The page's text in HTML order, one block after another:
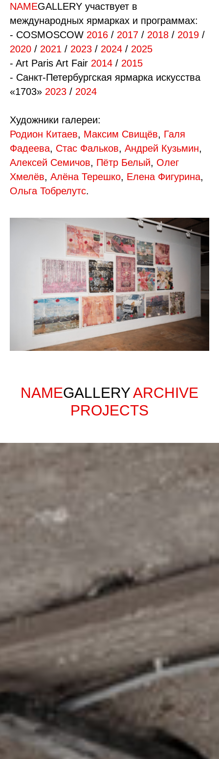
NAMEGALLERY участвует в
международных ярмарках и программах:
- COSMOSCOW 2016 / 2017 / 2018 / 2019 /
2020 / 2021 / 2023 / 2024 / 2025
- Art Paris Art Fair 2014 / 2015
- Санкт-Петербургская ярмарка искусства
«1703» 2023 / 2024
Художники галереи:
Родион Китаев, Максим Свищёв, Галя
Фадеева, Стас Фальков, Андрей Кузьмин,
Алексей Семичов, Пётр Белый, Олег
Хмелёв, Алёна Терешко, Елена Фигурина,
Ольга Тобрелутс.
NAMEGALLERYARCHIVE
PROJECTS